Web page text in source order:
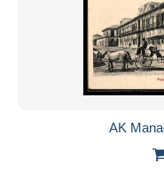
AK